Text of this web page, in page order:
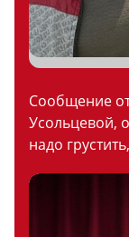
Сообщение
Усольцевой,
надо